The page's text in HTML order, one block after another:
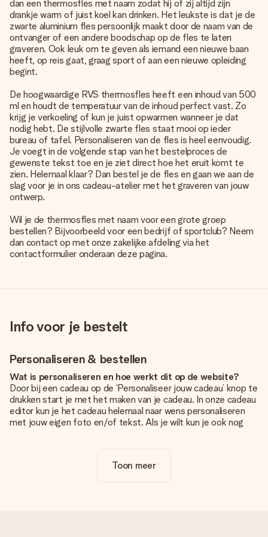
dan een thermosfles met naam zodat hij of zij altijd zijn
drankje warm of juist koel kan drinken. Het leukste is dat je de
zwarte aluminium fles persoonlijk maakt door de naam van de
ontvanger of een andere boodschap op de fles te laten
graveren. Ook leuk om te geven als iemand een nieuwe baan
heeft, op reis gaat, graag sport of aan een nieuwe opleiding
begint.
De hoogwaardige RVS thermosfles heeft een inhoud van 500
ml en houdt de temperatuur van de inhoud perfect vast. Zo
krijg je verkoeling of kun je juist opwarmen wanneer je dat
nodig hebt. De stijlvolle zwarte fles staat mooi op ieder
bureau of tafel. Personaliseren van de fles is heel eenvoudig.
Je voegt in de volgende stap van het bestelproces de
gewenste tekst toe en je ziet direct hoe het eruit komt te
zien. Helemaal klaar? Dan bestel je de fles en gaan we aan de
slag voor je in ons cadeau-atelier met het graveren van jouw
ontwerp.
Wil je de thermosfles met naam voor een grote groep
bestellen? Bijvoorbeeld voor een bedrijf of sportclub? Neem
dan contact op met onze zakelijke afdeling via het
contactformulier onderaan deze pagina.
Info voor je bestelt
Personaliseren & bestellen
Wat is personaliseren en hoe werkt dit op de website?
Door bij een cadeau op de ‘Personaliseer jouw cadeau’ knop te
drukken start je met het maken van je cadeau. In onze cadeau
editor kun je het cadeau helemaal naar wens personaliseren
met jouw eigen foto en/of tekst. Als je wilt kun je ook nog
Is personalisatie in de prijs inbegrepen?
De prijs die op de website wordt getoond is inclusief de
Toon meer